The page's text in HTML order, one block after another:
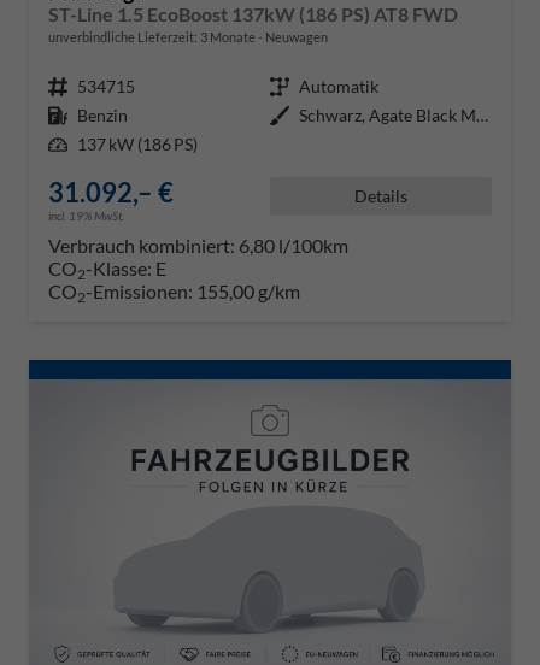
ST-Line 1.5 EcoBoost 137kW (186 PS) AT8 FWD
unverbindliche Lieferzeit: 3 Monate Neuwagen
Fahrzeugnr. 534715 Getriebe Automatik
Kraftstoff Benzin Außenfarbe
Schwarz, Agate Black Metallic
Leistung 137 kW (186 PS)
31.092,– €
incl. 19% MwSt.
Details
Verbrauch kombiniert: 6,80 l/100km
CO2-Klasse: E
CO2-Emissionen: 155,00 g/km